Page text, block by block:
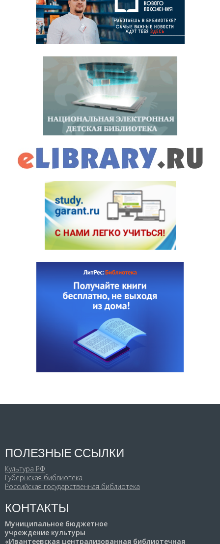
ПОЛЕЗНЫЕ ССЫЛКИ
Культура РФ
Губернская библиотека
Российская государственная библиотека
КОНТАКТЫ
Муниципальное бюджетное
учреждение культуры
«Ивантеевская централизованная библиотечная